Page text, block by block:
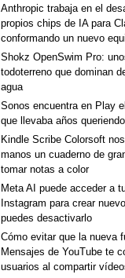
Anthropic trabaja en el
propios chips de IA para
conformando un nuevo
Shokz OpenSwim Pro:
todoterreno que dominan
agua
Sonos encuentra en Play
que llevaba años
Kindle Scribe Colorsoft
manos un cuaderno de
tomar notas a color
Meta AI puede acceder a
Instagram para crear
puedes desactivarlo
Cómo evitar que la nueva
Mensajes de YouTube te
usuarios al compartir